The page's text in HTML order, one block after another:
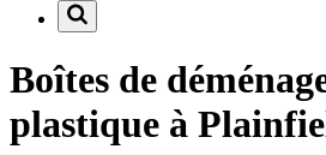
Boîtes de
plastique à